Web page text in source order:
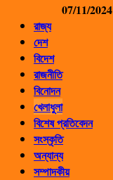
07/11/2024
রাজ্য
দেশ
বিদেশ
রাজনীতি
বিনোদন
খেলাধুলা
বিশেষ প্রতিবেদন
সংস্কৃতি
অন্যান্য
সম্পাদকীয়